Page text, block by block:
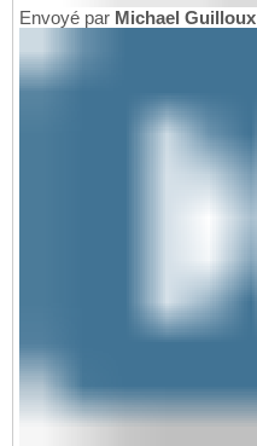
Envoyé par Michael Guilloux